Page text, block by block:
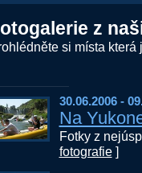
z
si místa která
30.06.2006 -
Na
Fotky z
fotografie]